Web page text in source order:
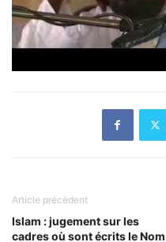
Article précédent
Islam : jugement sur les
cadres où sont écrits le Nom